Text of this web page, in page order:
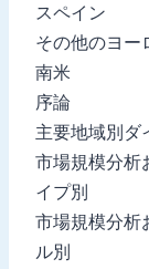
スペイン
その他のヨー
南米
序論
主要地域別ダ
市場規模分析
イプ別
市場規模分析
ル別